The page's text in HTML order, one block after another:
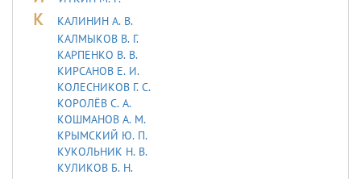
К
КАЛИНИН А. В.
КАЛМЫКОВ В. Г.
КАРПЕНКО В. В.
КИРСАНОВ Е. И.
КОЛЕСНИКОВ Г. С.
КОРОЛЁВ С. А.
КОШМАНОВ А. М.
КРЫМСКИЙ Ю. П.
КУКОЛЬНИК H. В.
КУЛИКОВ Б. Н.